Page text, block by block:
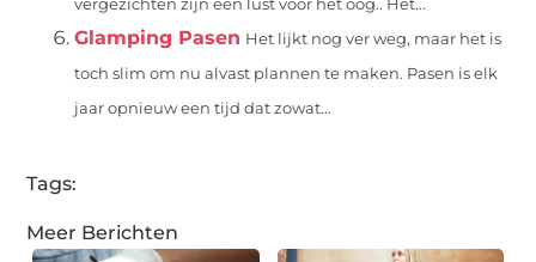
vergezichten zijn een lust voor het oog.. Het...
Glamping Pasen Het lijkt nog ver weg, maar het is
toch slim om nu alvast plannen te maken. Pasen is elk
jaar opnieuw een tijd dat zowat...
Tags:
Meer Berichten